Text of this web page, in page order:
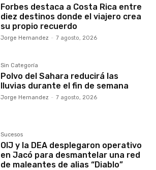
Forbes destaca a Costa Rica entre
diez destinos donde el viajero crea
su propio recuerdo
Jorge Hernandez - 7 agosto, 2026
Sin Categoría
Polvo del Sahara reducirá las
lluvias durante el fin de semana
Jorge Hernandez - 7 agosto, 2026
Sucesos
OIJ y la DEA desplegaron operativo
en Jacó para desmantelar una red
de maleantes de alias “Diablo”